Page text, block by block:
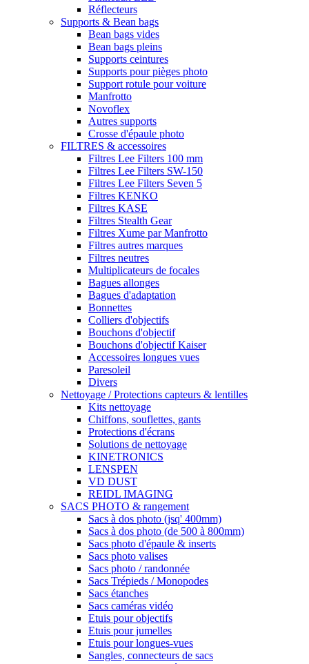
Réflecteurs
Supports & Bean bags
Bean bags vides
Bean bags pleins
Supports ceintures
Supports pour pièges photo
Support rotule pour voiture
Manfrotto
Novoflex
Autres supports
Crosse d'épaule photo
FILTRES & accessoires
Filtres Lee Filters 100 mm
Filtres Lee Filters SW-150
Filtres Lee Filters Seven 5
Filtres KENKO
Filtres KASE
Filtres Stealth Gear
Filtres Xume par Manfrotto
Filtres autres marques
Filtres neutres
Multiplicateurs de focales
Bagues allonges
Bagues d'adaptation
Bonnettes
Colliers d'objectifs
Bouchons d'objectif
Bouchons d'objectif Kaiser
Accessoires longues vues
Paresoleil
Divers
Nettoyage / Protections capteurs & lentilles
Kits nettoyage
Chiffons, souflettes, gants
Protections d'écrans
Solutions de nettoyage
KINETRONICS
LENSPEN
VD DUST
REIDL IMAGING
SACS PHOTO & rangement
Sacs à dos photo (jsq' 400mm)
Sacs à dos photo (de 500 à 800mm)
Sacs photo d'épaule & inserts
Sacs photo valises
Sacs photo / randonnée
Sacs Trépieds / Monopodes
Sacs étanches
Sacs caméras vidéo
Etuis pour objectifs
Etuis pour jumelles
Etuis pour longues-vues
Sangles, connecteurs de sacs